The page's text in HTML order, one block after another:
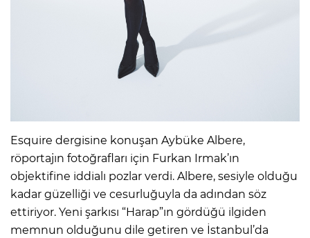
Esquire dergisine konuşan Aybüke Albere,
röportajın fotoğrafları için Furkan Irmak’ın
objektifine iddialı pozlar verdi. Albere, sesiyle olduğu
kadar güzelliği ve cesurluğuyla da adından söz
ettiriyor. Yeni şarkısı “Harap”ın gördüğü ilgiden
memnun olduğunu dile getiren ve İstanbul’da